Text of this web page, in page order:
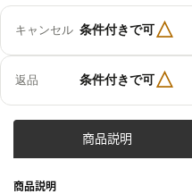
キャンセル 条件付きで可△
返品 条件付きで可△
商品説明
商品説明